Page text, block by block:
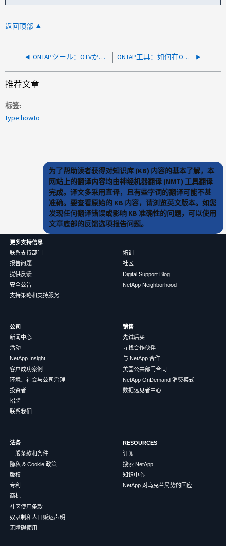
返回顶部
ONTAPツール：OTVからパケットトレースを収集する方法 ONTAP工具：如何在OTV 9.12及更高版本中生成设备API令牌
推荐文章
标签
type:howto
为了帮助读者获得对知识库 (KB) 内容的基本了解，本
网站上的翻译内容均由神经机器翻译 (NMT) 工具翻译
完成。译文多采用直译，且有些字词的翻译可能不甚
准确。要查看原始的 KB 内容，请浏览英文版本。如您
发现任何翻译错误或影响 KB 准确性的问题，可以使用
文章底部的反馈选项报告问题。
更多支持信息
联系支持部门
报告问题
提供反馈
安全公告
支持策略和支持服务
培训
社区
Digital Support Blog
NetApp Neighborhood
公司
新闻中心
活动
NetApp Insight
客户成功案例
环境、社会与公司治理
投资者
招聘
联系我们
销售
先试后买
寻找合作伙伴
与 NetApp 合作
美国公共部门合同
NetApp OnDemand 消费模式
数据远见者中心
法务
一般条款和条件
隐私 & Cookie 政策
版权
专利
商标
社区使用条款
奴隶制和人口贩运声明
无障碍使用
RESOURCES
订阅
搜索 NetApp
知识中心
NetApp 对乌克兰局势的回应